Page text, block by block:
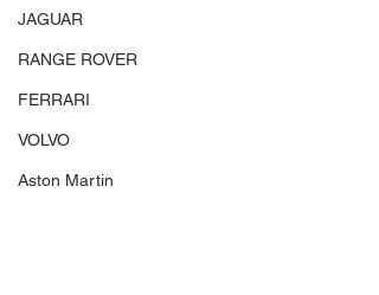
JAGUAR
RANGE ROVER
FERRARI
VOLVO
Aston Martin